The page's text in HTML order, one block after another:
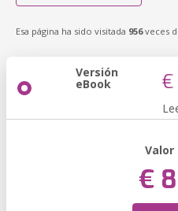
Esa página ha sido visitada 956veces
Versión
eBook €
€